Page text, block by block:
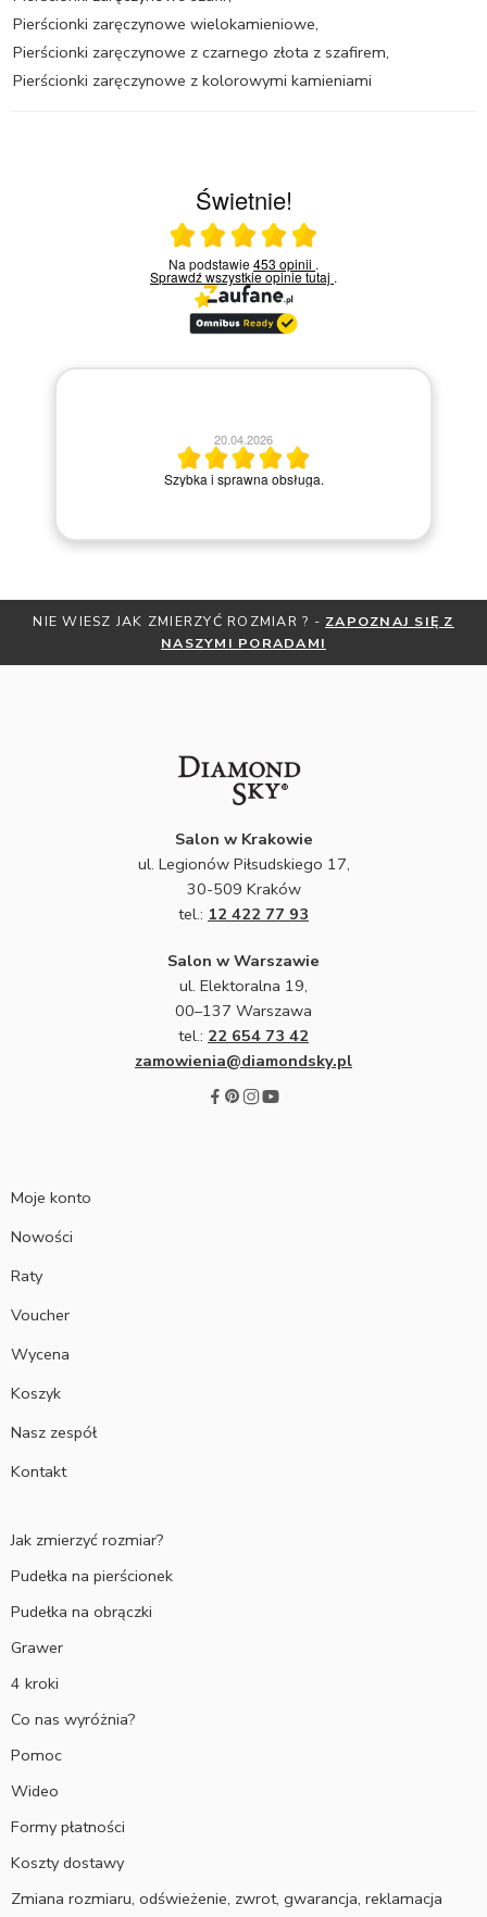
Pierścionki zaręczynowe wielokamieniowe,
Pierścionki zaręczynowe z czarnego złota z szafirem,
Pierścionki zaręczynowe z kolorowymi kamieniami
Świetnie!
Ocena średnia 5 na 5
Na podstawie453 opinii .
Sprawdź wszystkie opinietutaj .
20.04.2026
Szybka i sprawna obsługa.
OTRZYMAJ BEZPŁATNĄ MIARKĘ JUBILERSKĄ ORAZ DO
ZNIŻKIZAPISZ SIĘ DO NEWSLETTERA
Salon w Krakowie
ul. Legionów Piłsudskiego 17,
30-509 Kraków
tel.: 12 422 77 93
Salon w Warszawie
ul. Elektoralna 19,
00–137 Warszawa
tel.: 22 654 73 42
zamowienia@diamondsky.pl
Moje konto
Nowości
Raty
Voucher
Wycena
Koszyk
Nasz zespół
Kontakt
Jak zmierzyć rozmiar?
Pudełka na pierścionek
Pudełka na obrączki
Grawer
4 kroki
Co nas wyróżnia?
Pomoc
Wideo
Formy płatności
Koszty dostawy
Zmiana rozmiaru, odświeżenie, zwrot, gwarancja, reklamacja